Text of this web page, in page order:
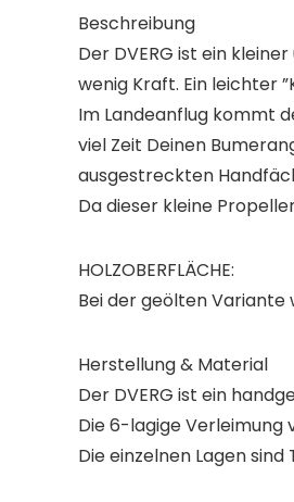
Beschreibung
Der DVERG ist ein
wenig Kraft. Ein leichter
Im Landeanflug kommt
viel Zeit Deinen
ausgestreckten
Da dieser kleine
HOLZOBERFLÄCHE:
Bei der geölten Variante
Herstellung & Material
Der DVERG ist ein
Die 6-lagige
Die einzelnen Lagen